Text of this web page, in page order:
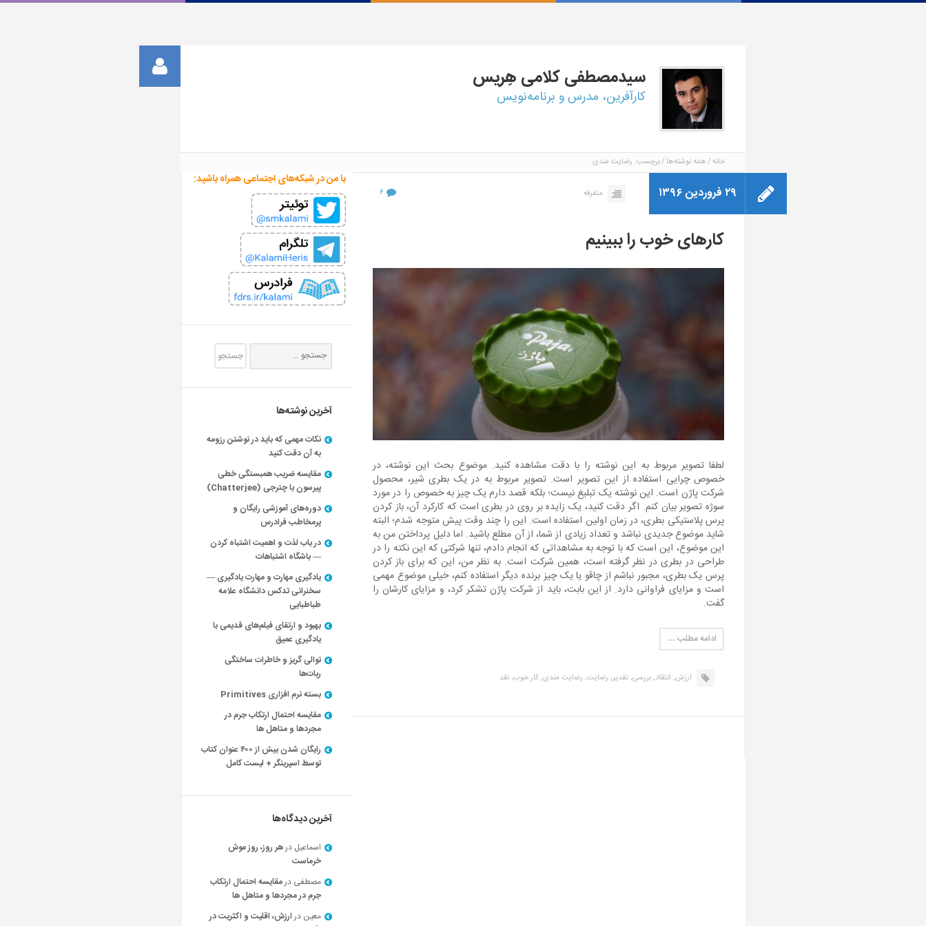
سیدمصطفیکلامی هِریس
کارآفرین، مدرس و برنامه‌نویس
خانه همه نوشته‌ها برچسب: رضایت مندی
۲۹ فروردین ۱۳۹۶ متفرقه ۶
کارهای خوب را ببینیم
لطفا تصویر مربوط به این نوشته را با دقت مشاهده کنید. موضوع بحث این نوشته، در
خصوص چرایی استفاده از این تصویر است. تصویر مربوط به در یک بطری شیر، محصول
شرکت پاژن است. این نوشته یک تبلیغ نیست؛ بلکه قصد دارم یک چیز به خصوص را در مورد
سوژه تصویر بیان کنم. اگر دقت کنید، یک زایده بر روی در بطری است که کارکرد آن، باز کردن
پرس پلاستیکی بطری، در زمان اولین استفاده است. این را چند وقت پیش متوجه شدم؛ البته
شاید موضوع جدیدی نباشد و تعداد زیادی از شما، از آن مطلع باشید. اما دلیل پرداختن من به
این موضوع، این است که با توجه به مشاهداتی که انجام دادم، تنها شرکتی که این نکته را در
طراحی در بطری در نظر گرفته است، همین شرکت است. به نظر من، این که برای باز کردن
پرس یک بطری، مجبور نباشم از چاقو یا یک چیز برنده دیگر استفاده کنم، خیلی موضوع مهمی
است و مزایای فراوانی دارد. از این بابت، باید از شرکت پاژن تشکر کرد، و مزایای کارشان را
گفت.
ادامه مطلب …
ارزش, انتقاد,بررسی,تقدیر, رضایت, رضایت مندی,کار خوب,نقد
با من در شبکه‌های اجتماعی همراه باشید:
آخرین نوشته‌ها
نکات مهمی که باید در نوشتن رزومه
به آن دقت کنید
مقایسه ضریب همبستگی خطی
پیرسون با چترجی (Chatterjee)
دوره‌های آموزشی رایگان و
پرمخاطب فرادرس
در باب لذت و اهمیت اشتباه کردن
— باشگاه اشتباهات
یادگیری مهارت و مهارت یادگیری —
سخنرانی تدکس دانشگاه علامه
طباطبایی
بهبود و ارتقای فیلم‌های قدیمی با
یادگیری عمیق
توالی گریز و خاطرات ساختگی
ربات‌ها
بسته نرم افزاری Primitives
مقایسه احتمال ارتکاب جرم در
مجردها و متاهل ها
رایگان شدن بیش از ۴۰۰ عنوان کتاب
توسط اسپرینگر + لیست کامل
آخرین دیدگاه‌ها
اسماعیل درهر روز، روز موش
خرماست
مصطفی درمقایسه احتمال ارتکاب
جرم در مجردها و متاهل ها
معین درارزش، اقلیت و اکثریت در